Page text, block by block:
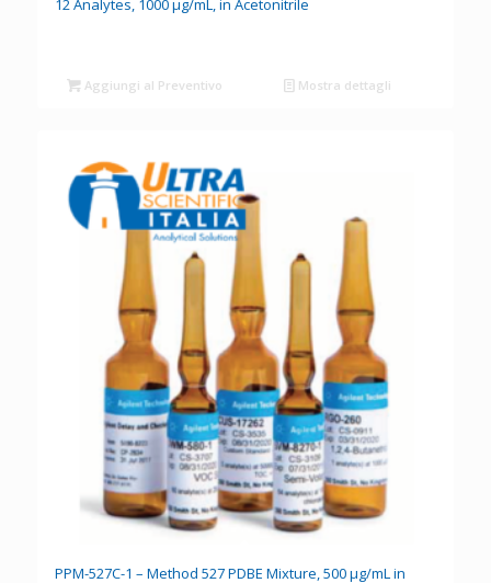
12 Analytes, 1000 µg/mL, in Acetonitrile
Aggiungi al Preventivo Mostra dettagli
PPM-527C-1 – Method 527 PDBE Mixture, 500 µg/mL in